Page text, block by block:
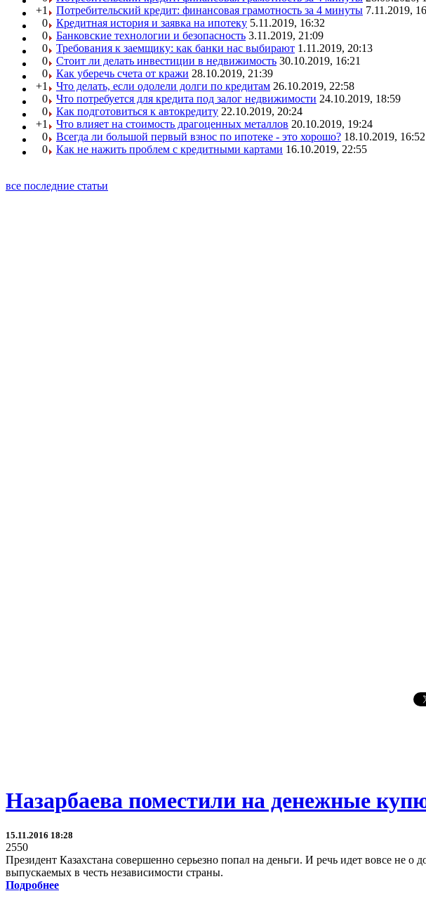
+1
Потребительский кредит: финансовая грамотность за 4 минуты 7.11.2019,
0
Кредитная история и заявка на ипотеку 5.11.2019, 16:32
0
Банковские технологии и безопасность 3.11.2019, 21:09
0
Требования к заемщику: как банки нас выбирают 1.11.2019, 20:13
0
Стоит ли делать инвестиции в недвижимость 30.10.2019, 16:21
0
Как уберечь счета от кражи 28.10.2019, 21:39
+1
Что делать, если одолели долги по кредитам 26.10.2019, 22:58
0
Что потребуется для кредита под залог недвижимости 24.10.2019, 18:59
0
Как подготовиться к автокредиту 22.10.2019, 20:24
+1
Что влияет на стоимость драгоценных металлов 20.10.2019, 19:24
0
Всегда ли большой первый взнос по ипотеке - это хорошо? 18.10.2019, 16:52
0
Как не нажить проблем с кредитными картами 16.10.2019, 22:55
все последние статьи
Назарбаева поместили на денежные
15.11.2016 18:28
2550
Президент Казахстана совершенно серьезно попал на деньги. И речь идет вовсе не
выпускаемых в честь независимости страны.
Подробнее